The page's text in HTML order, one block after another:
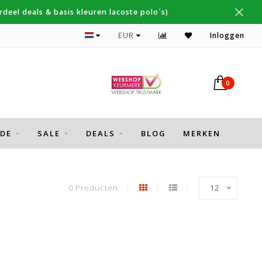
deals & basis kleuren lacoste polo´s)
Topmerken Thomas Maine, Cavallaro, Desoto
EUR Inloggen
0
SALE DEALS BLOG MERKEN
0 Producten 12